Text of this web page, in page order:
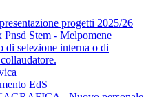
progetti 2025/26
Pnsd Stem - Melpomene
di selezione interna o di
EdS